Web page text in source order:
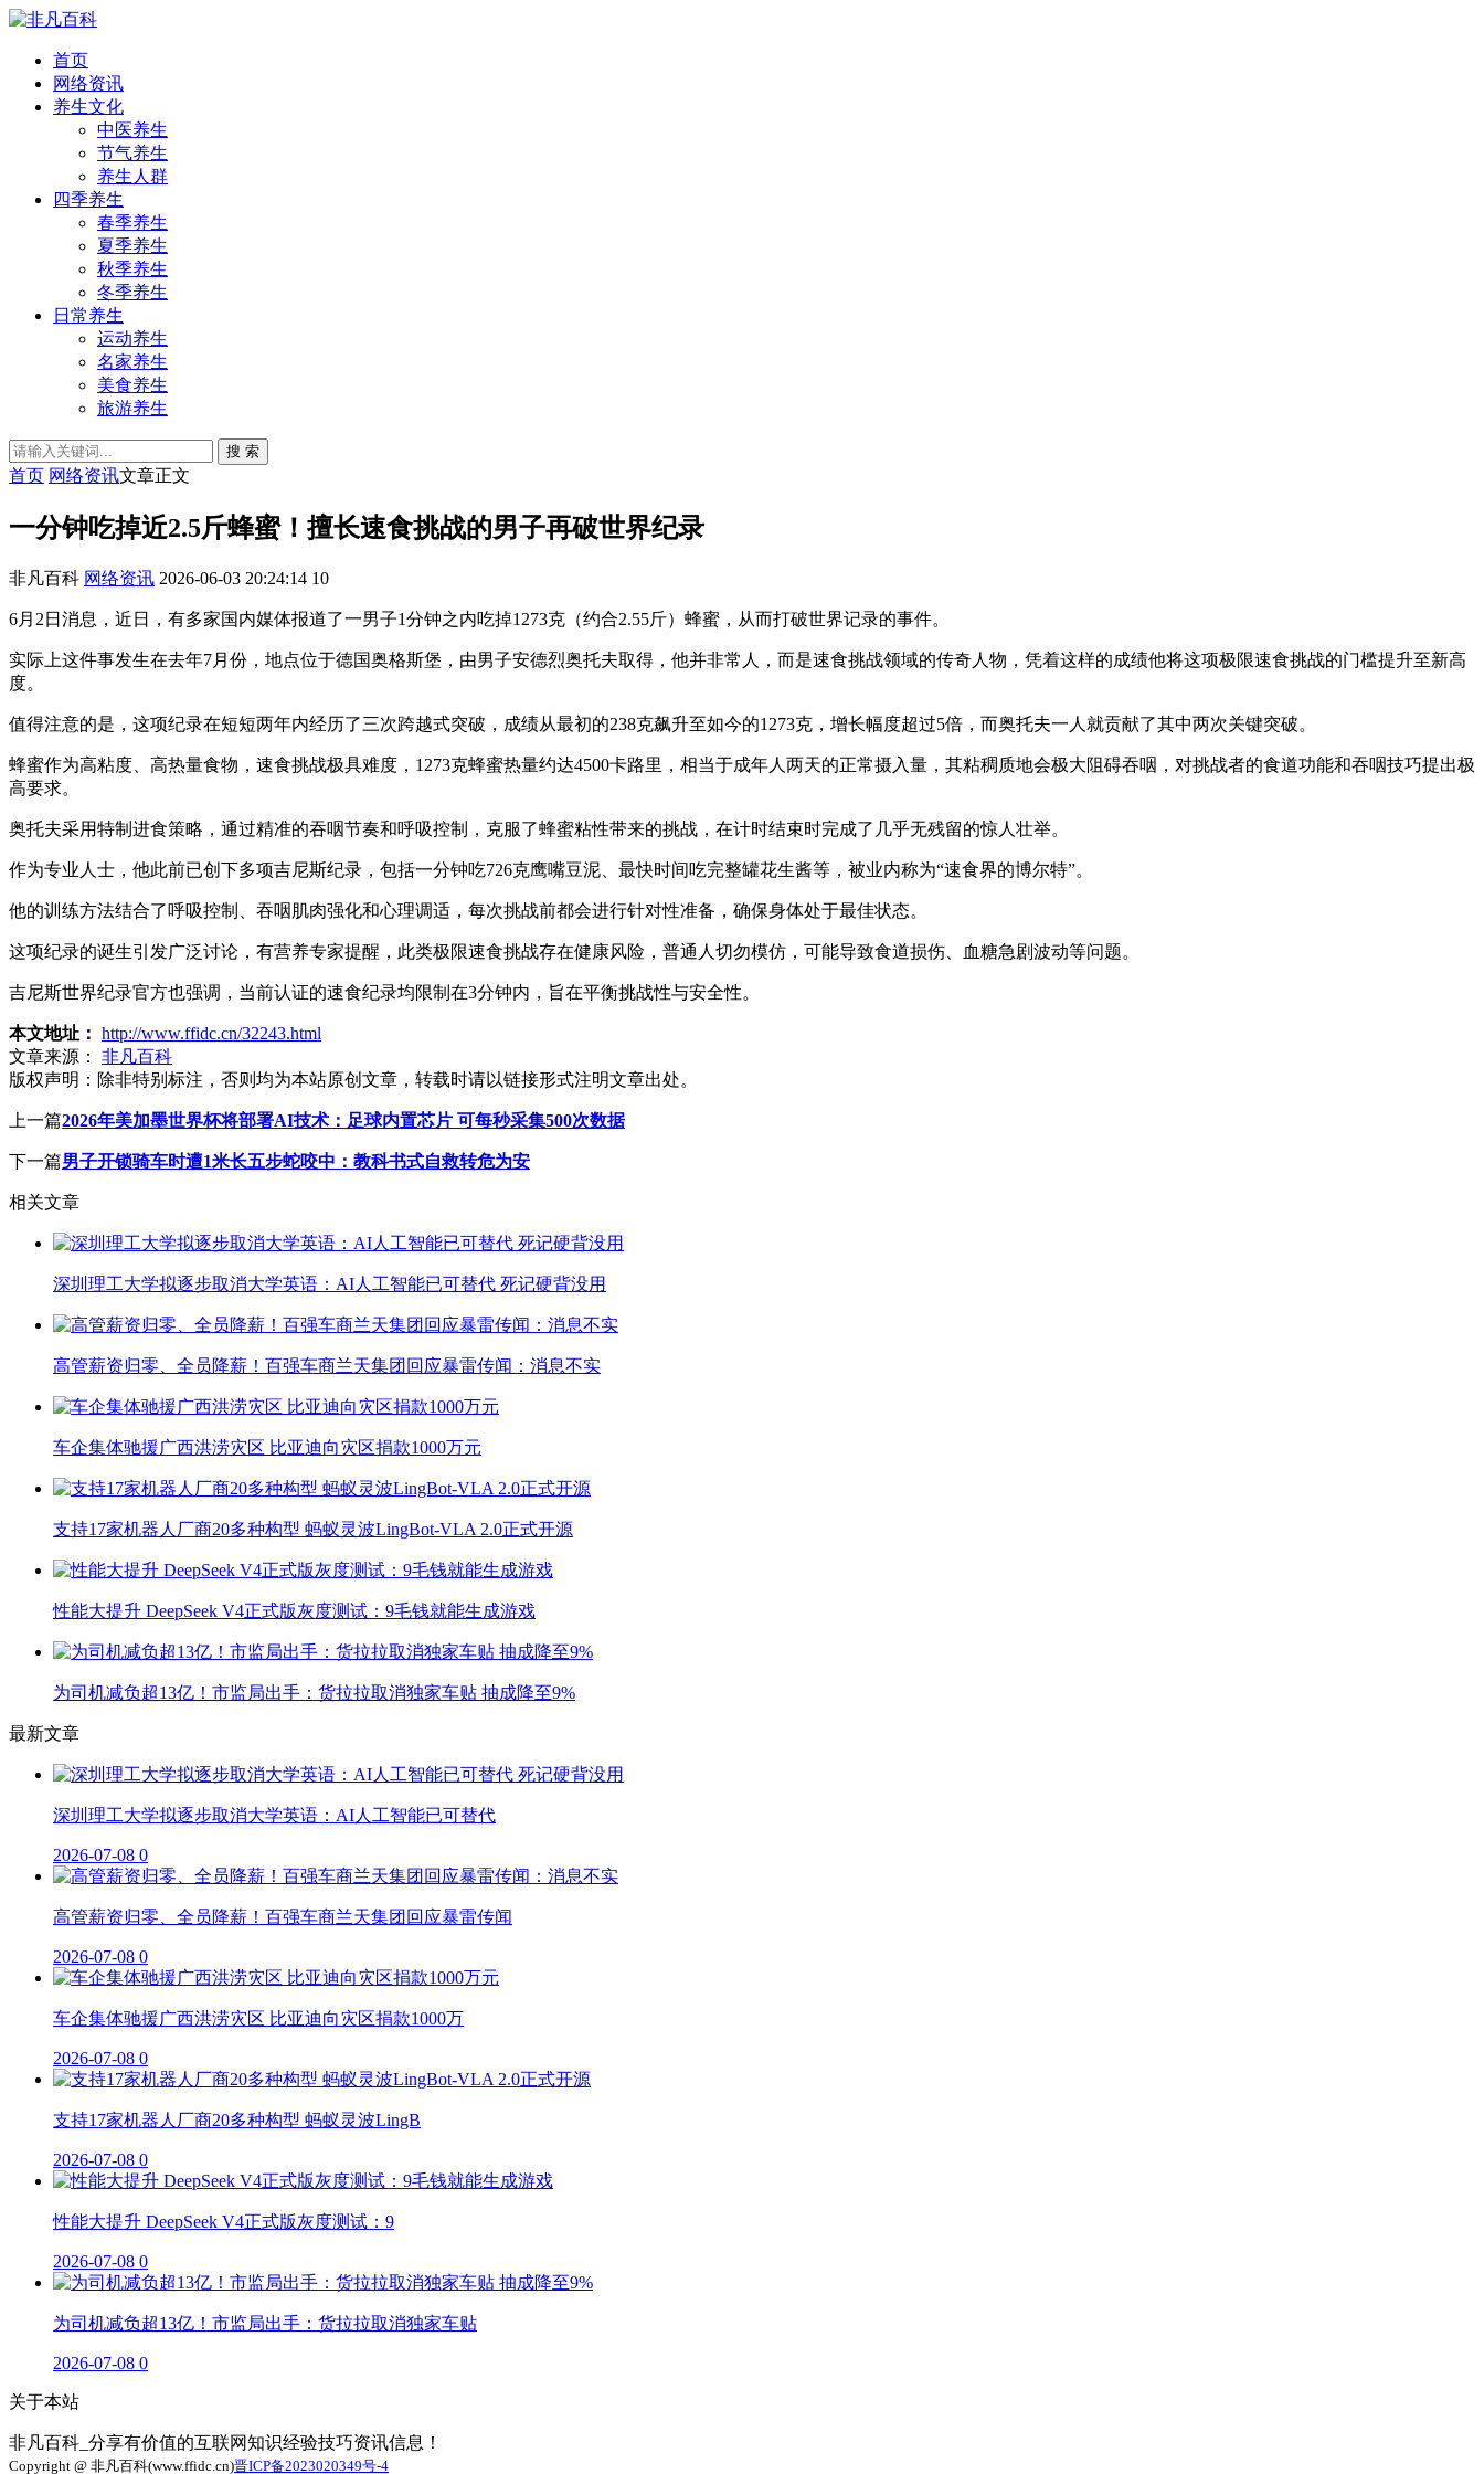
首页
网络资讯
养生文化
中医养生
节气养生
养生人群
四季养生
春季养生
夏季养生
秋季养生
冬季养生
日常养生
运动养生
名家养生
美食养生
旅游养生
搜 索
首页 网络资讯文章正文
一分钟吃掉近2.5斤蜂蜜！擅长速食挑战的男子再破世界纪录
非凡百科 网络资讯 2026-06-03 20:24:14 10
6月2日消息，近日，有多家国内媒体报道了一男子1分钟之内吃掉1273克（约合2.55斤）蜂蜜，从而打破世界记录的事件。
实际上这件事发生在去年7月份，地点位于德国奥格斯堡，由男子安德烈奥托夫取得，他并非常人，而是速食挑战领域的传奇人物，凭着这样的成绩他将这项极限速食挑战的门槛提升至新高
度。
值得注意的是，这项纪录在短短两年内经历了三次跨越式突破，成绩从最初的238克飙升至如今的1273克，增长幅度超过5倍，而奥托夫一人就贡献了其中两次关键突破。
蜂蜜作为高粘度、高热量食物，速食挑战极具难度，1273克蜂蜜热量约达4500卡路里，相当于成年人两天的正常摄入量，其粘稠质地会极大阻碍吞咽，对挑战者的食道功能和吞咽技巧提出极
高要求。
奥托夫采用特制进食策略，通过精准的吞咽节奏和呼吸控制，克服了蜂蜜粘性带来的挑战，在计时结束时完成了几乎无残留的惊人壮举。
作为专业人士，他此前已创下多项吉尼斯纪录，包括一分钟吃726克鹰嘴豆泥、最快时间吃完整罐花生酱等，被业内称为“速食界的博尔特”。
他的训练方法结合了呼吸控制、吞咽肌肉强化和心理调适，每次挑战前都会进行针对性准备，确保身体处于最佳状态。
这项纪录的诞生引发广泛讨论，有营养专家提醒，此类极限速食挑战存在健康风险，普通人切勿模仿，可能导致食道损伤、血糖急剧波动等问题。
吉尼斯世界纪录官方也强调，当前认证的速食纪录均限制在3分钟内，旨在平衡挑战性与安全性。
本文地址： http://www.ffidc.cn/32243.html
文章来源：
非凡百科
版权声明： 除非特别标注，否则均为本站原创文章，转载时请以链接形式注明文章出处。
上一篇2026年美加墨世界杯将部署AI技术：足球内置芯片 可每秒采集500次数据
下一篇男子开锁骑车时遭1米长五步蛇咬中：教科书式自救转危为安
相关文章
深圳理工大学拟逐步取消大学英语：AI人工智能已可替代 死记硬背没用
高管薪资归零、全员降薪！百强车商兰天集团回应暴雷传闻：消息不实
车企集体驰援广西洪涝灾区 比亚迪向灾区捐款1000万元
支持17家机器人厂商20多种构型 蚂蚁灵波LingBot-VLA 2.0正式开源
性能大提升 DeepSeek V4正式版灰度测试：9毛钱就能生成游戏
为司机减负超13亿！市监局出手：货拉拉取消独家车贴 抽成降至9%
最新文章
深圳理工大学拟逐步取消大学英语：AI人工智能已可替代
2026-07-08 0
高管薪资归零、全员降薪！百强车商兰天集团回应暴雷传闻
2026-07-08 0
车企集体驰援广西洪涝灾区 比亚迪向灾区捐款1000万
2026-07-08 0
支持17家机器人厂商20多种构型 蚂蚁灵波LingB
2026-07-08 0
性能大提升 DeepSeek V4正式版灰度测试：9
2026-07-08 0
为司机减负超13亿！市监局出手：货拉拉取消独家车贴
2026-07-08 0
关于本站
非凡百科_分享有价值的互联网知识经验技巧资讯信息！
Copyright @ 非凡百科(www.ffidc.cn)晋ICP备2023020349号-4